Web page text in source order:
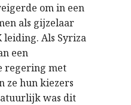
om in een
als gijzelaar
leiding. Als Syriza
een
regering met
ze hun kiezers
was dit